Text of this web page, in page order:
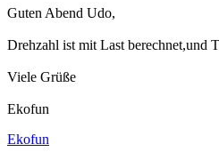
Guten Abend Udo,
Drehzahl ist mit Last berechnet,und
Viele Grüße
Ekofun
Ekofun